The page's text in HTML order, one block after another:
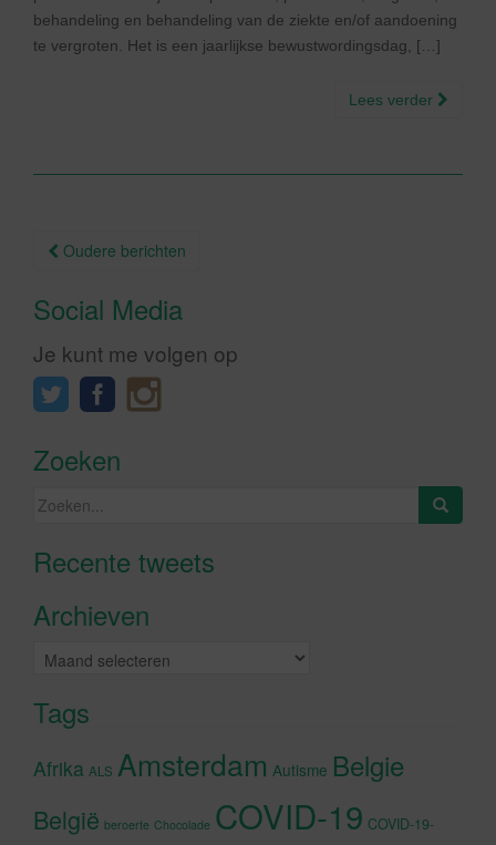
behandeling en behandeling van de ziekte en/of aandoening
te vergroten. Het is een jaarlijkse bewustwordingsdag, […]
Lees verder
Berichtnavigatie
Oudere berichten
Social Media
Je kunt me volgen op
Zoeken
Zoeken
Recente tweetsKlik om marketing cookies te
Archieven
Archieven
Tags
Afrika ALS Amsterdam Autisme Belgie
België beroerte Chocolade COVID-19 COVID-19-